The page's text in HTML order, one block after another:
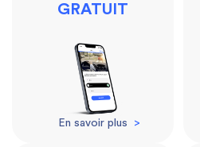
GRATUIT
En savoir plus >